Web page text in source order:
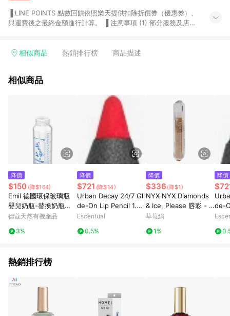
與運費後之最終金額進行計算。 ▐ 注意事項 (1) 部分服務及店家
Smart mobile、神腦生活、JS巨盛、樂天KOBO電子書，請詳閱
台灣樂天市場，並在同一瀏覽器於24小時內結帳，才享有 LINE
市場 45 天內完成訂單出貨及結帳，則不符合贈點資格。 (4) 如
使用APP、或中途瀏覽比價網、回饋網、Google等其他網頁、或
由網頁版(電腦版/手機版網頁)切換為App都將會造成追蹤中斷而
無法進行 LINE POINTS 回饋。 (5) LINE 購物為購物資訊整合性
平台，商品資料更新會有時間差，如顯示之商品規格、顏色、價
位、贈品與台灣樂天市場銷售網頁不符，以銷售網頁標示為準。
(6) 導購訂單已逾 365 天，根據台灣樂天回饋規定，逾期訂單將
點數回饋或點數回饋有爭議，台灣樂天市場保有更改條款與法律
追訴之權利，活動詳情以樂天市場網站公告為準。
相似商品 熱銷排行榜 商品描述
相似商品
降價
$150 (降$164)
Emil 德國環保玻璃瓶
嬰兒奶瓶-替換奶瓶
【停售出清】 250ml
德蔻天然有機產品
3%
降價
$721 (降$14)
Urban Decay 24/7 Gli
de-On Lip Pencil 1.2g
714
Escentual
0.5%
降價
$336 (降$1)
NYX NYX Diamonds
& Ice, Please 唇彩 - #
That's Fire 4.6ml/0.15
草莓網
1%
降價
de-
g
熱銷排行榜